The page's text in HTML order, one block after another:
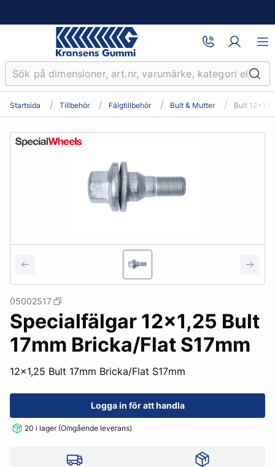
Startsida Tillbehör Fälgtillbehör Bult & Mutter Bult 12x1,25
05002517
Specialfälgar 12x1,25 Bult
17mm Bricka/Flat S17mm
12x1,25 Bult 17mm Bricka/Flat S17mm
Logga in för att handla
20 i lager (Omgående leverans)